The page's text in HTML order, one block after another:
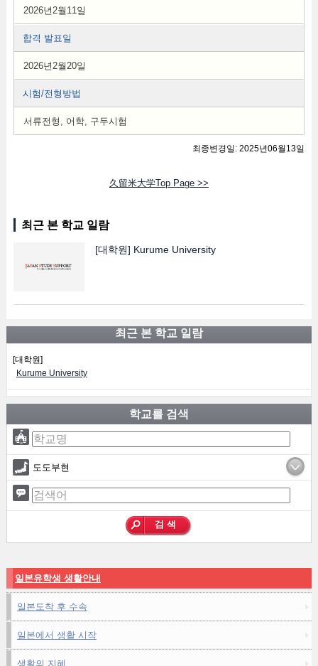
2026년2월11일
합격 발표일
2026년2월20일
시험/전형방법
서류전형, 어학, 구두시험
최종변경일: 2025년06월13일
久留米大学Top Page >>
최근 본 학교 일람
[대학원] Kurume University
최근 본 학교 일람
[대학원]
Kurume University
학교를 검색
도도부현
일본유학생 생활안내
일본도착 후 수속
일본에서 생활 시작
생활의 지혜